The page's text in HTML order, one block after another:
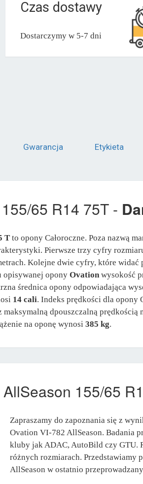
Czas dostawy
Dostarczymy w 5-7 dni
Gwarancja Etykieta
65 R14 75T -
T to opony Całoroczne. Poza nazwą
Pierwsze trzy cyfry
Kolejne dwie cyfry, które
opisywanej opony Ovation wysokość
średnica opony odpowiadająca
14 cali. Indeks prędkości dla opony
maksymalną dpouszczalną prędkością
na oponę wynosi 385 kg.
155/65
Zapraszamy do zapoznania się z
Ovation VI-782 AllSeason. Badania
kluby jak ADAC, AutoBild czy GTU.
różnych rozmiarach. Przedstawiamy
AllSeason w ostatnio